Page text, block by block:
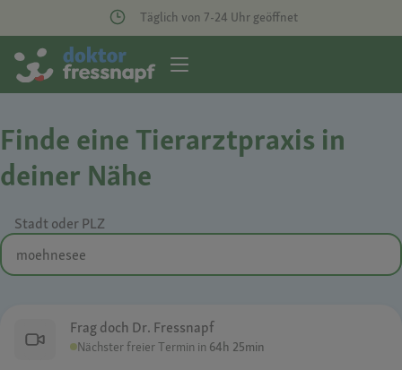
Täglich von 7-24 Uhr geöffnet
Finde eine Tierarztpraxis in
deiner Nähe
Stadt oder PLZ
Frag doch Dr. Fressnapf
Nächster freier Termin in 64h 25min